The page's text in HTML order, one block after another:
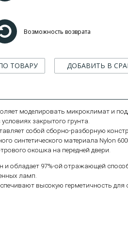
Возможность возврата
ТОВАРУ ДОБАВИТЬ В
моделировать микроклимат и
закрытого грунта.
собой сборно-разборную
синтетического материала Nylon
окошка на передней двери.
обладает 97%-ой отражающей
ламп.
высокую герметичность для